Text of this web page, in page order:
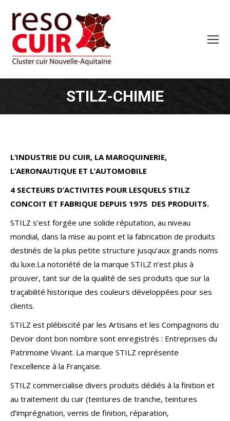
STILZ-CHIMIE
L’INDUSTRIE DU CUIR, LA MAROQUINERIE,
L’AERONAUTIQUE ET L’AUTOMOBILE
4 SECTEURS D’ACTIVITES POUR LESQUELS STILZ
CONCOIT ET FABRIQUE DEPUIS 1975 DES PRODUITS.
STILZ s’est forgée une solide réputation, au niveau
mondial, dans la mise au point et la fabrication de produits
destinés de la plus petite structure jusqu’aux grands noms
du luxe.La notoriété de la marque STILZ n’est plus à
prouver, tant sur de la qualité de ses produits que sur la
traçabilité historique des couleurs développées pour ses
clients.
STILZ est plébiscité par les Artisans et les Compagnons du
Devoir dont bon nombre sont enregistrés : Entreprises du
Patrimoine Vivant. La marque STILZ représente
l’excellence à la Française.
STILZ commercialise divers produits dédiés à la finition et
au traitement du cuir (teintures de tranche, teintures
d’imprégnation, vernis de finition, réparation,